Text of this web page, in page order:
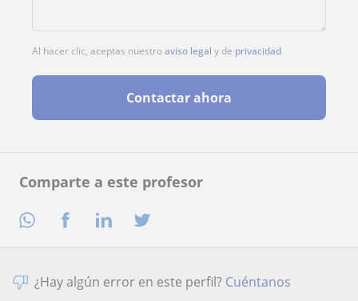
Comparte a este profesor
Al hacer clic, aceptas nuestroaviso legal y de privacidad
Contactar ahora
¿Hay algún error en este perfil? Cuéntanos